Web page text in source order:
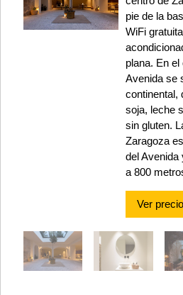
pie de la
WiFi
plana. En
Avenida se
continental,
soja, leche
sin gluten.
Zaragoza
del Avenida
a 800
Ver precio